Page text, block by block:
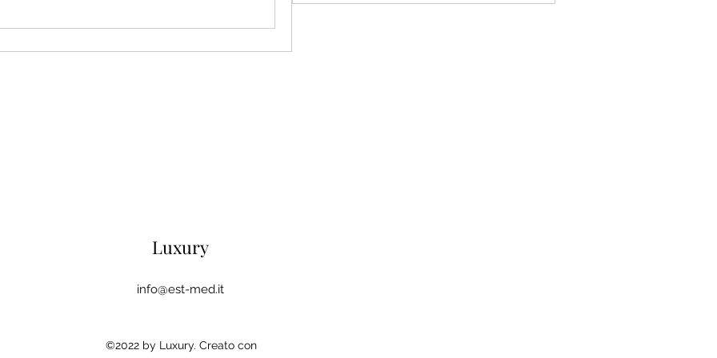
Luxury
info@est-med.it
©2022 by Luxury. Creato con